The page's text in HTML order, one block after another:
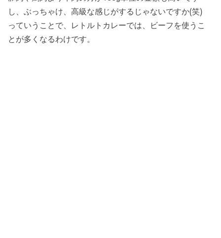
し、ぶっちゃけ、高級な感じがするじゃないですか(笑)
っていうことで、レトルトカレーでは、ビーフを使うこ
とが多くなるわけです。